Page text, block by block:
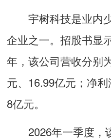
宇树科技是业内
企业之一。招股书显
年，该公司营收分别
元、16.99亿元；净
8亿元。
2026年一季度，